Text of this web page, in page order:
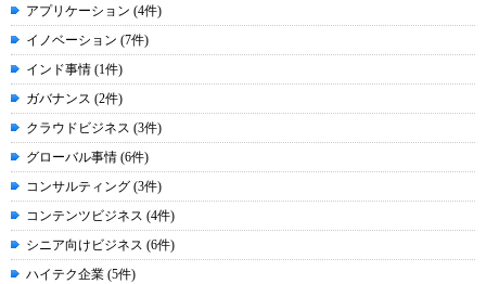
アプリケーション (4件)
イノベーション (7件)
インド事情 (1件)
ガバナンス (2件)
クラウドビジネス (3件)
グローバル事情 (6件)
コンサルティング (3件)
コンテンツビジネス (4件)
シニア向けビジネス (6件)
ハイテク企業 (5件)